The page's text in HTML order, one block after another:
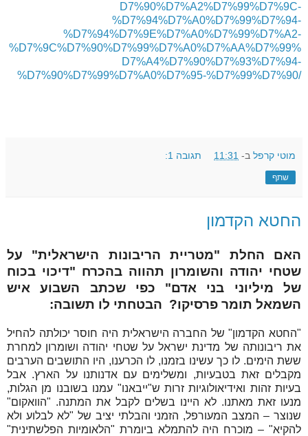
D7%90%D7%A2%D7%99%D7%9C-
%D7%94%D7%A0%D7%99%D7%94-
%D7%94%D7%9E%D7%A0%D7%99%D7%A2-
%D7%9C%D7%90%D7%99%D7%A0%D7%AA%D7%99%
D7%A4%D7%90%D7%93%D7%94-
%D7%90%D7%99%D7%A0%D7%95-%D7%99%D7%90/
מוטי קרפל ב- 11:31 תגובה 1:
שתף
החטא הקדמון
האם החלת "מטריית הריבונות הישראלית" על
שטחי יהודה והשומרון תהווה בהכרח "דיכוי בכוח
של מיליוני בני אדם" כפי שכתב השבוע איש
השמאל תומר פרסיקו? הבטחתי לו תשובה:
"החטא הקדמון" של החברה הישראלית היה חוסר יכולתה להחיל
את ריבונותה של מדינת ישראל על שטחי יהודה ושומרון למחרת
ששת הימים. לו כך עשינו בזמנו, לו הכרענו, היו התושבים הערבים
מקבלים זאת בטבעיות, ומשלימים עם אדנותנו על הארץ. אבל
בעיות זהות ואידיאולוגיות זרות ש"ייבאנו" עמנו בשובנו מן הגלות,
מנעו זאת מאתנו. לא היינו בשלים לקבל את המתנה. "הוואקום"
שנוצר – המצב המעורפל, הזמני והבלתי יציב של "לא לבלוע ולא
להקיא" – מוכרח היה להתמלא ביומרת "הלאומיות הפלשתינית"